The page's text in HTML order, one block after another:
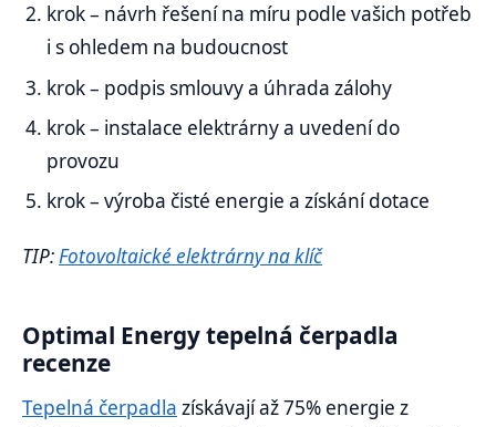
krok – návrh řešení na míru podle vašich potřeb
i s ohledem na budoucnost
krok – podpis smlouvy a úhrada zálohy
krok – instalace elektrárny a uvedení do
provozu
krok – výroba čisté energie a získání dotace
TIP:Fotovoltaické elektrárny na klíč
Optimal Energy tepelná čerpadla
recenze
Tepelná čerpadla získávají až 75% energie z